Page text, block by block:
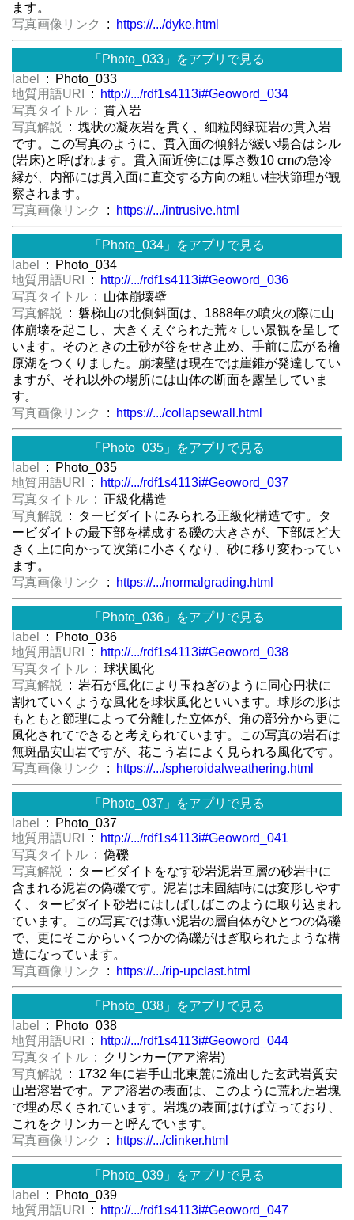
ます。
写真画像リンク
: https://.../dyke.html
「Photo_033」をアプリで見る
label
: Photo_033
地質用語URI
:
http://.../rdf1s4113i#Geoword_034
写真タイトル : 貫入岩
写真解説
: 塊状の凝灰岩を貫く、細粒閃緑斑岩の貫入岩
です。この写真のように、貫入面の傾斜が緩い場合はシル
(岩床)と呼ばれます。貫入面近傍には厚さ数10 cmの急冷
縁が、内部には貫入面に直交する方向の粗い柱状節理が観
察されます。
写真画像リンク
: https://.../intrusive.html
「Photo_034」をアプリで見る
label
: Photo_034
地質用語URI
:
http://.../rdf1s4113i#Geoword_036
写真タイトル : 山体崩壊壁
写真解説
: 磐梯山の北側斜面は、1888年の噴火の際に山
体崩壊を起こし、大きくえぐられた荒々しい景観を呈して
います。そのときの土砂が谷をせき止め、手前に広がる檜
原湖をつくりました。崩壊壁は現在では崖錐が発達してい
ますが、それ以外の場所には山体の断面を露呈していま
す。
写真画像リンク
: https://.../collapsewall.html
「Photo_035」をアプリで見る
label
: Photo_035
地質用語URI
:
http://.../rdf1s4113i#Geoword_037
写真タイトル : 正級化構造
写真解説
: タービダイトにみられる正級化構造です。タ
ービダイトの最下部を構成する礫の大きさが、下部ほど大
きく上に向かって次第に小さくなり、砂に移り変わってい
ます。
写真画像リンク
: https://.../normalgrading.html
「Photo_036」をアプリで見る
label
: Photo_036
地質用語URI
:
http://.../rdf1s4113i#Geoword_038
写真タイトル : 球状風化
写真解説
: 岩石が風化により玉ねぎのように同心円状に
割れていくような風化を球状風化といいます。球形の形は
もともと節理によって分離した立体が、角の部分から更に
風化されてできると考えられています。この写真の岩石は
無斑晶安山岩ですが、花こう岩によく見られる風化です。
写真画像リンク
: https://.../spheroidalweathering.html
「Photo_037」をアプリで見る
label
: Photo_037
地質用語URI
:
http://.../rdf1s4113i#Geoword_041
写真タイトル : 偽礫
写真解説
: タービダイトをなす砂岩泥岩互層の砂岩中に
含まれる泥岩の偽礫です。泥岩は未固結時には変形しやす
く、タービダイト砂岩にはしばしばこのように取り込まれ
ています。この写真では薄い泥岩の層自体がひとつの偽礫
で、更にそこからいくつかの偽礫がはぎ取られたような構
造になっています。
写真画像リンク
: https://.../rip-upclast.html
「Photo_038」をアプリで見る
label
: Photo_038
地質用語URI
:
http://.../rdf1s4113i#Geoword_044
写真タイトル : クリンカー(アア溶岩)
写真解説
: 1732 年に岩手山北東麓に流出した玄武岩質安
山岩溶岩です。アア溶岩の表面は、このように荒れた岩塊
で埋め尽くされています。岩塊の表面はけば立っており、
これをクリンカーと呼んでいます。
写真画像リンク
: https://.../clinker.html
「Photo_039」をアプリで見る
label
: Photo_039
地質用語URI
:
http://.../rdf1s4113i#Geoword_047